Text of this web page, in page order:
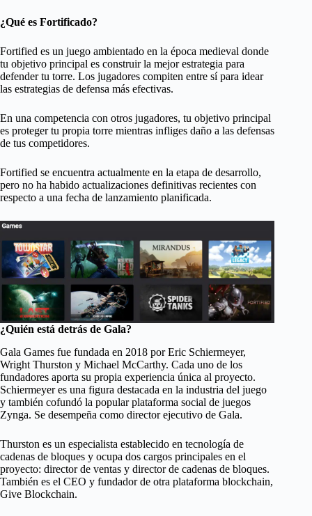
¿Qué es Fortificado?
Fortified es un juego ambientado en la época medieval donde
tu objetivo principal es construir la mejor estrategia para
defender tu torre. Los jugadores compiten entre sí para idear
las estrategias de defensa más efectivas.
En una competencia con otros jugadores, tu objetivo principal
es proteger tu propia torre mientras infliges daño a las defensas
de tus competidores.
Fortified se encuentra actualmente en la etapa de desarrollo,
pero no ha habido actualizaciones definitivas recientes con
respecto a una fecha de lanzamiento planificada.
¿Quién está detrás de Gala?
Gala Games fue fundada en 2018 por Eric Schiermeyer,
Wright Thurston y Michael McCarthy. Cada uno de los
fundadores aporta su propia experiencia única al proyecto.
Schiermeyer es una figura destacada en la industria del juego
y también cofundó la popular plataforma social de juegos
Zynga. Se desempeña como director ejecutivo de Gala.
Thurston es un especialista establecido en tecnología de
cadenas de bloques y ocupa dos cargos principales en el
proyecto: director de ventas y director de cadenas de bloques.
También es el CEO y fundador de otra plataforma blockchain,
Give Blockchain.